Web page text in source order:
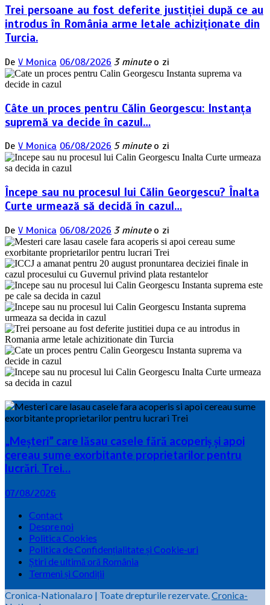
Trei persoane au fost deferite justiției după ce au
introdus în România arme letale achiziționate din
Turcia.
De V Monica 06/08/2026 3 minute o zi
Câte un proces pentru Călin Georgescu: Instanța
supremă va decide în cazul…
De V Monica 06/08/2026 5 minute o zi
Începe sau nu procesul lui Călin Georgescu? Înalta
Curte urmează să decidă în cazul…
De V Monica 06/08/2026 3 minute o zi
„Meșteri” care lăsau casele fără acoperiș și apoi
cereau sume exorbitante proprietarilor pentru
lucrări. Trei…
07/08/2026
Contact
Despre noi
Politica Cookies
Politica de Confidențialitate și Cookie-uri
Știri de ultimă oră România
Termeni și Condiții
Cronica-Nationala.ro | Toate drepturile rezervate.Cronica-